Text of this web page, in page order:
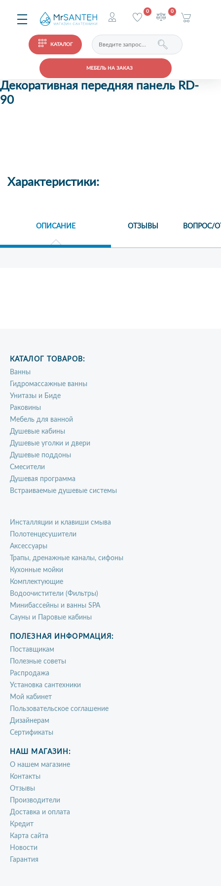
КАТАЛОГ
МЕБЕЛЬ НА ЗАКАЗ
0 0
Декоративная передняя панель RD-
90
Характеристики:
ОПИСАНИЕ ОТЗЫВЫ ВОПРОС/
КАТАЛОГ ТОВАРОВ:
Ванны
Гидромассажные ванны
Унитазы и Биде
Раковины
Мебель для ванной
Душевые кабины
Душевые уголки и двери
Душевые поддоны
Смесители
Душевая программа
Встраиваемые душевые системы
Инсталляции и клавиши смыва
Полотенцесушители
Аксессуары
Трапы, дренажные каналы, сифоны
Кухонные мойки
Комплектующие
Водоочистители (Фильтры)
Минибассейны и ванны SPA
Сауны и Паровые кабины
ПОЛЕЗНАЯ ИНФОРМАЦИЯ:
Поставщикам
Полезные советы
Распродажа
Установка сантехники
Мой кабинет
Пользовательское соглашение
Дизайнерам
Сертификаты
НАШ МАГАЗИН:
О нашем магазине
Контакты
Отзывы
Производители
Доставка и оплата
Кредит
Карта сайта
Новости
Гарантия